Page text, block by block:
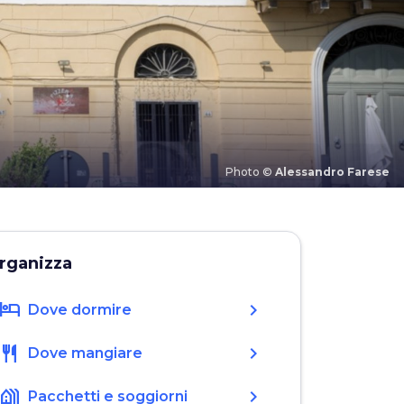
Photo © Alessandro Farese
hotel Dove dormire chevron_right
restaurant Dove mangiare chevron_right
holiday_village Pacchetti e soggiorni chevron_right